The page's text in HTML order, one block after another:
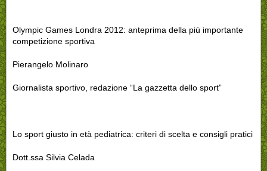
Olympic Games Londra 2012: anteprima della più importante
competizione sportiva
Pierangelo Molinaro
Giornalista sportivo, redazione “La gazzetta dello sport”
Lo sport giusto in età pediatrica: criteri di scelta e consigli pratici
Dott.ssa Silvia Celada